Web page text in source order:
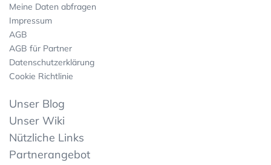
Meine Daten abfragen
Impressum
AGB
AGB für Partner
Datenschutzerklärung
Cookie Richtlinie
Unser Blog
Unser Wiki
Nützliche Links
Partnerangebot